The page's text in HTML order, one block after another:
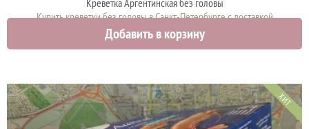
Креветка Аргентинская без головы
Купить креветки без головы в Санкт-Петербурге с доставкой
3150 руб.
Добавить в корзину
ХИТ